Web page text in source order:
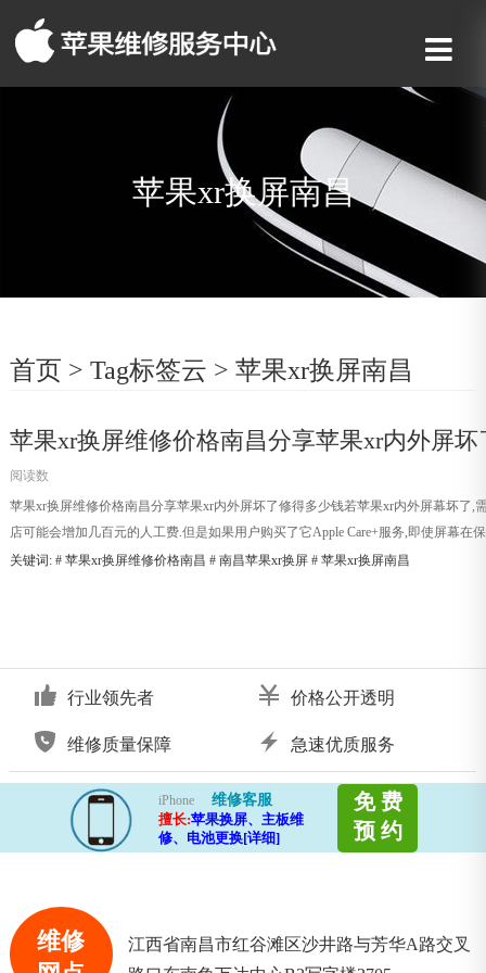
苹果xr换屏南昌
首页 > Tag标签云 > 苹果xr换屏南昌
苹果xr换屏维修价格南昌分享苹果xr内外屏
阅读数
苹果xr换屏维修价格南昌分享苹果xr内外屏坏了修得多少钱若苹果xr内外屏幕坏了,
店可能会增加几百元的人工费.但是如果用户购买了它Apple Care+服务,即使屏幕在
关键词: # 苹果xr换屏维修价格南昌 # 南昌苹果xr换屏# 苹果xr换屏南昌
行业领先者 价格公开透明
维修质量保障 急速优质服务
iPhone
维修客服
擅长:苹果换屏、主板维
修、电池更换[详细]
免 费
预 约
维修
江西省南昌市红谷滩区沙井路与芳华A路交叉